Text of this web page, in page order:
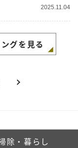
2025.11.04
グを見る
除・暮らし